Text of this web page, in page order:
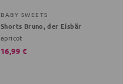
BABY SWEETS
Shorts Bruno, der Eisbär
apricot
16,99 €